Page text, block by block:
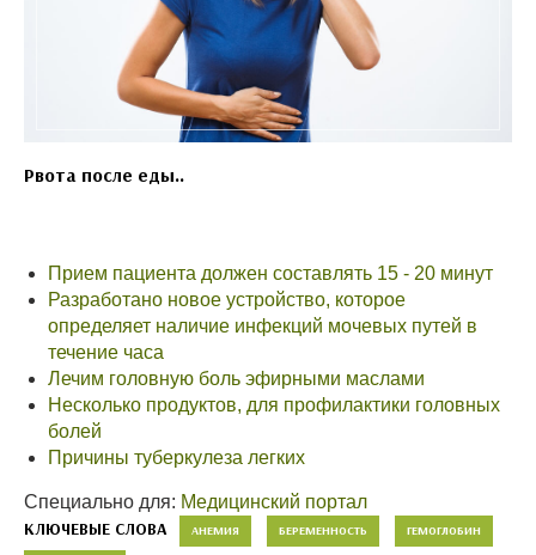
Рвота после еды..
Прием пациента должен составлять 15 - 20 минут
Разработано новое устройство, которое
определяет наличие инфекций мочевых путей в
течение часа
Лечим головную боль эфирными маслами
Несколько продуктов, для профилактики головных
болей
Причины туберкулеза легких
Специально для: Медицинский портал
КЛЮЧЕВЫЕ СЛОВА АНЕМИЯ БЕРЕМЕННОСТЬ ГЕМОГЛОБИН